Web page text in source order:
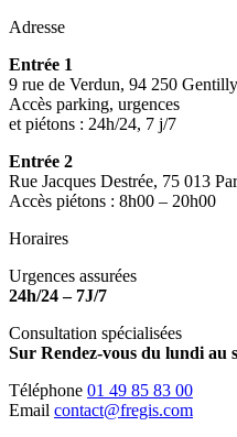
Adresse
Entrée 1
9 rue de Verdun, 94 250 Gentilly
Accès parking, urgences
et piétons : 24h/24, 7 j/7
Entrée 2
Rue Jacques Destrée, 75 013
Accès piétons : 8h00 – 20h00
Horaires
Urgences assurées
24h/24 – 7J/7
Consultation spécialisées
Sur Rendez-vous du lundi au
Téléphone 01 49 85 83 00
Email contact@fregis.com